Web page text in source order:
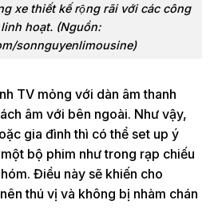
xe thiết kế rộng rãi với các công
hoạt. (Nguồn:
sonnguyenlimousine)
TV mỏng với dàn âm thanh
âm với bên ngoài. Như vậy,
gia đình thì có thể set up ý
bộ phim như trong rạp chiếu
Điều này sẽ khiến cho
thú vị và không bị nhàm chán